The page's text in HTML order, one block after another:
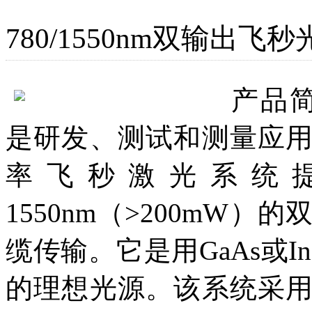
780/1550nm双输出飞秒
产品
是研发、测试和测量应
率飞秒激光系统提
1550nm（>200mW）的
缆传输。它是用GaAs或
的理想光源。该系统采